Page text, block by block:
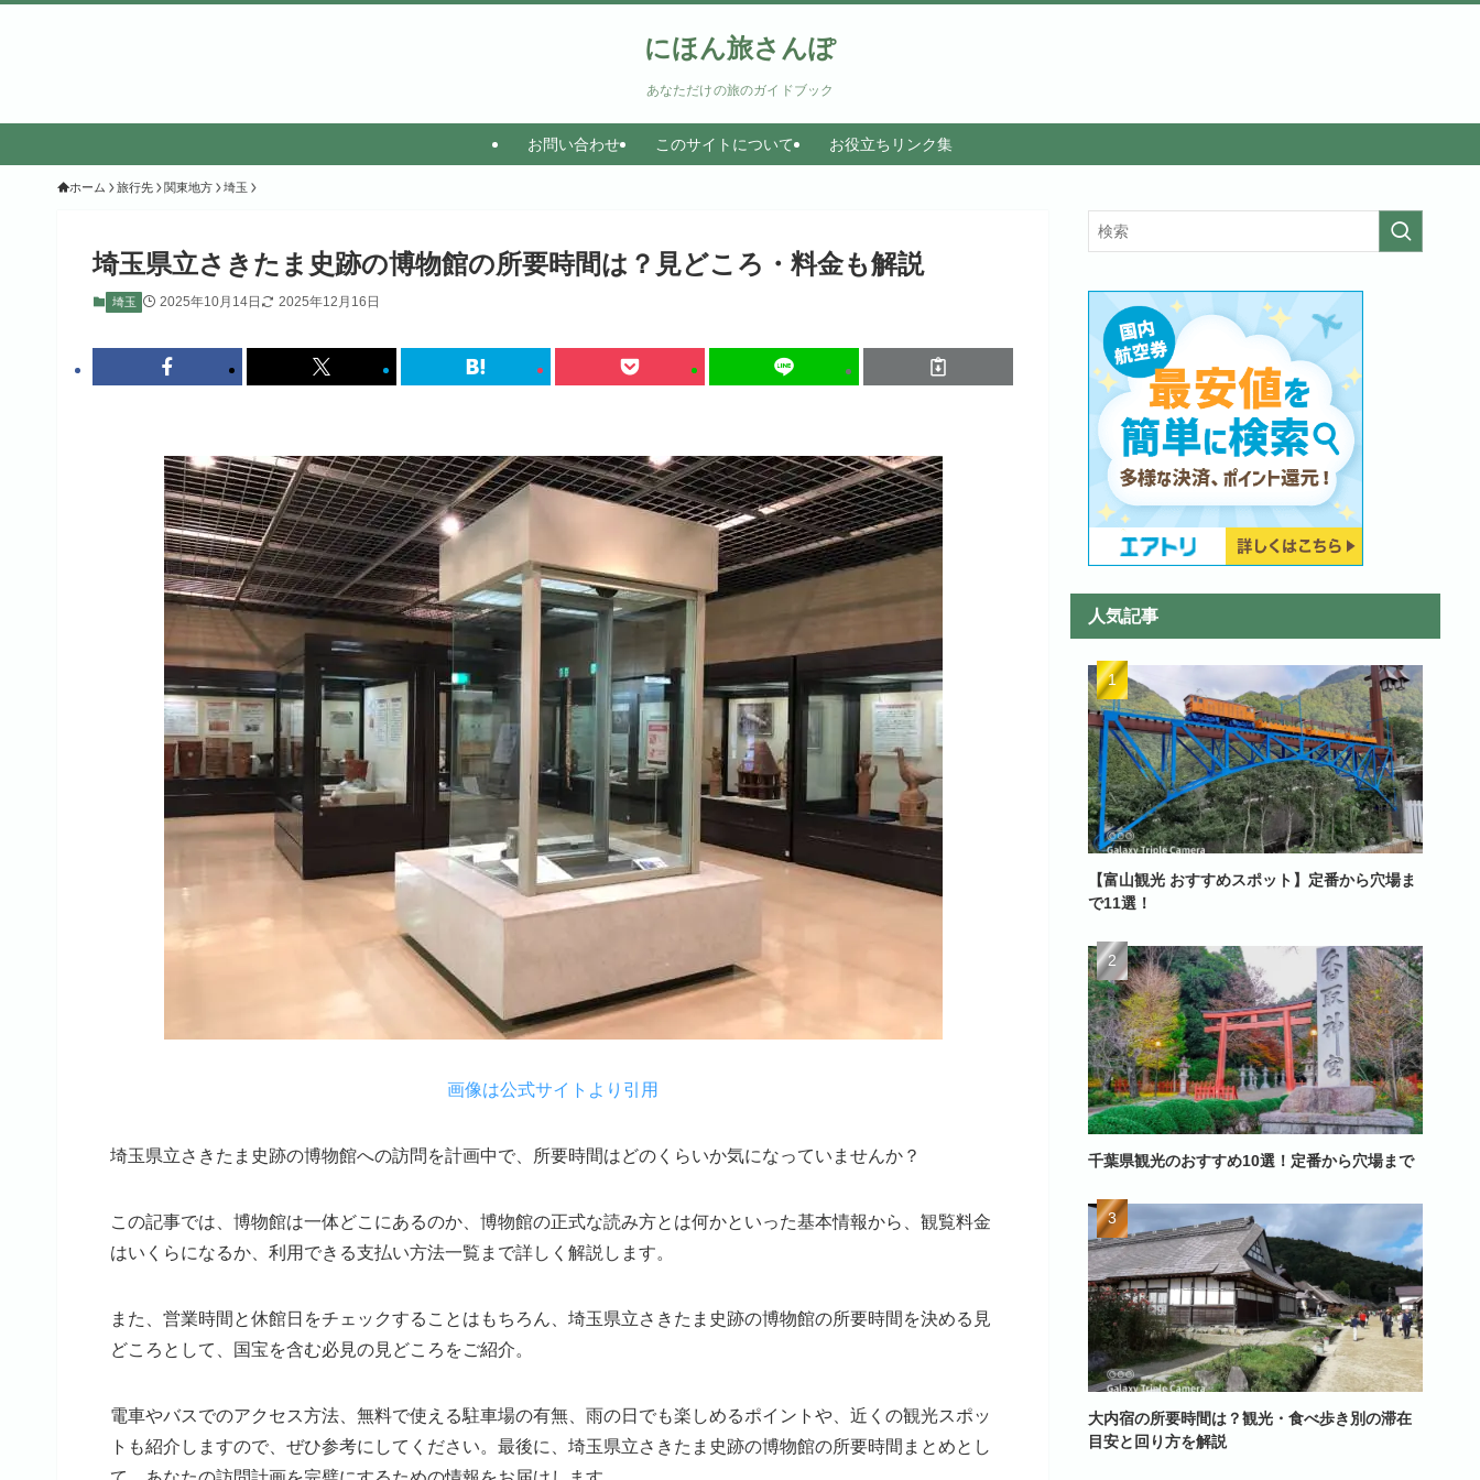
にほん旅さんぽ
あなただけの旅のガイドブック
お問い合わせ このサイトについて お役立ちリンク集
ホーム 旅行先 関東地方 埼玉
埼玉県立さきたま史跡の博物館の所要時間は？見どころ・料金も解説
埼玉 2025年10月14日 2025年12月16日
画像は公式サイトより引用
埼玉県立さきたま史跡の博物館への訪問を計画中で、所要時間はどのくらいか気になっていませんか？
この記事では、博物館は一体どこにあるのか、博物館の正式な読み方とは何かといった基本情報から、観覧料金
はいくらになるか、利用できる支払い方法一覧まで詳しく解説します。
また、営業時間と休館日をチェックすることはもちろん、埼玉県立さきたま史跡の博物館の所要時間を決める見
どころとして、国宝を含む必見の見どころをご紹介。
電車やバスでのアクセス方法、無料で使える駐車場の有無、雨の日でも楽しめるポイントや、近くの観光スポッ
トも紹介しますので、ぜひ参考にしてください。最後に、埼玉県立さきたま史跡の博物館の所要時間まとめとし
人気記事
【富山観光 おすすめスポット】定番から穴場ま
で11選！
千葉県観光のおすすめ10選！定番から穴場まで
大内宿の所要時間は？観光・食べ歩き別の滞在
目安と回り方を解説